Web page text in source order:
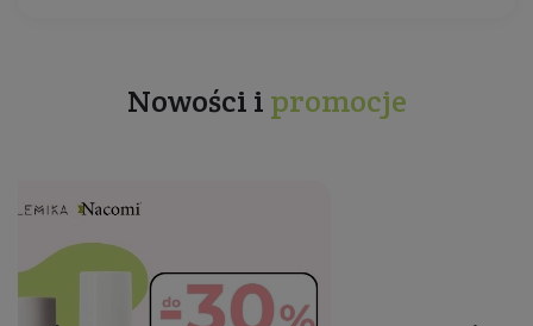
Nowości i promocje